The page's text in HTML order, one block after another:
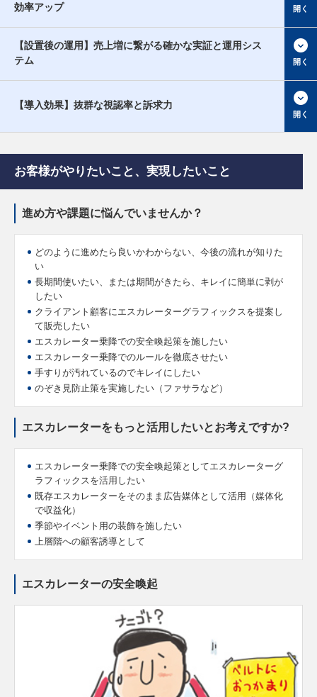
効率アップ
【設置後の運用】売上増に繋がる確かな実証と運用シス
テム
【導入効果】抜群な視認率と訴求力
お客様がやりたいこと、実現したいこと
進め方や課題に悩んでいませんか？
どのように進めたら良いかわからない、今後の流れが知りた
い
長期間使いたい、または期間がきたら、キレイに簡単に剥が
したい
クライアント顧客にエスカレーターグラフィックスを提案し
て販売したい
エスカレーター乗降での安全喚起策を施したい
エスカレーター乗降でのルールを徹底させたい
手すりが汚れているのでキレイにしたい
のぞき見防止策を実施したい（ファサラなど）
エスカレーターをもっと活用したいとお考えですか?
エスカレーター乗降での安全喚起策としてエスカレーターグ
ラフィックスを活用したい
既存エスカレーターをそのまま広告媒体として活用（媒体化
で収益化）
季節やイベント用の装飾を施したい
上層階への顧客誘導として
エスカレーターの安全喚起